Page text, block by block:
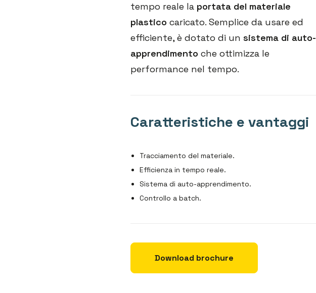
tempo reale la portata del materiale
plastico caricato. Semplice da usare ed
efficiente, è dotato di un sistema di auto-
apprendimento che ottimizza le
performance nel tempo.
Caratteristiche e vantaggi
Tracciamento del materiale.
Efficienza in tempo reale.
Sistema di auto-apprendimento.
Controllo a batch.
Download brochure